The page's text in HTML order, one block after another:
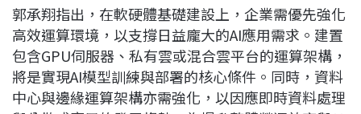
郭承翔指出，在軟硬體基礎建設上，企業需優先強化
高效運算環境，以支撐日益龐大的AI應用需求。建置
包含GPU伺服器、私有雲或混合雲平台的運算架構，
將是實現AI模型訓練與部署的核心條件。同時，資料
中心與邊緣運算架構亦需強化，以因應即時資料處理